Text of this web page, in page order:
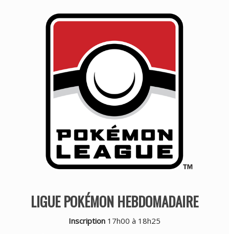
LIGUE POKÉMON HEBDOMADAIRE
Inscription 17h00 à 18h25